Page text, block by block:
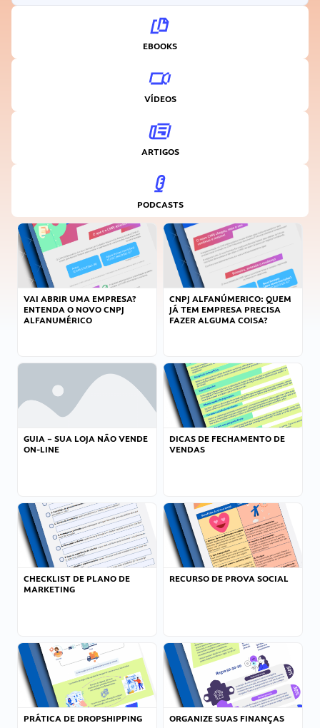
EBOOKS
VÍDEOS
ARTIGOS
PODCASTS
VAI ABRIR UMA EMPRESA?
ENTENDA O NOVO CNPJ
ALFANUMÉRICO
CNPJ ALFANÚMERICO: QUEM
JÁ TEM EMPRESA PRECISA
FAZER ALGUMA COISA?
GUIA – SUA LOJA NÃO VENDE
ON-LINE
DICAS DE FECHAMENTO DE
VENDAS
CHECKLIST DE PLANO DE
MARKETING
RECURSO DE PROVA SOCIAL
PRÁTICA DE DROPSHIPPING ORGANIZE SUAS FINANÇAS